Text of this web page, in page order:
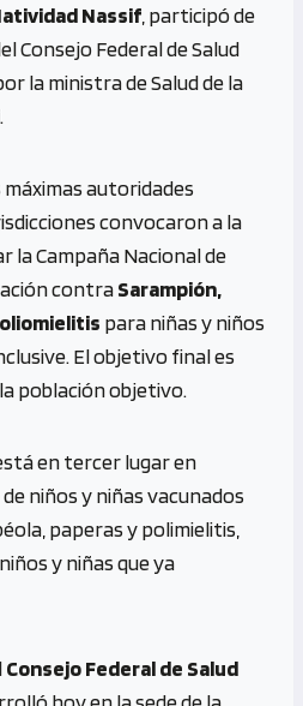
at
s
p
Nassif , participó de
Consejo Federal de Salud
la ministra de Salud de la
.
autoridades
convocaron a la
la Campaña Nacional de
contraSarampión,
para niñas y niños
El objetivo final es
población objetivo.
en tercer lugar en
niños y niñas vacunados
paperas y polimielitis,
y niñas que ya
Consejo Federal de Salud